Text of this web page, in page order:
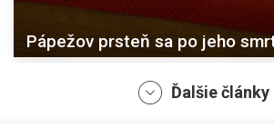
Pápežov prsteň sa po jeho
Ďalšie články